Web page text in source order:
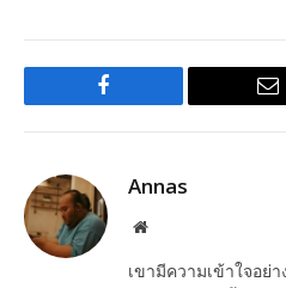
Facebook
Annas
Website
เขามีความเข้าใจอย่